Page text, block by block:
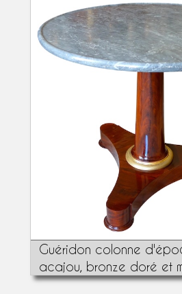
Guéridon colonne
acajou, bronze doré et